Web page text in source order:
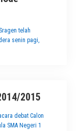
telah
senin pagi,
2015
debat Calon
SMA Negeri 1